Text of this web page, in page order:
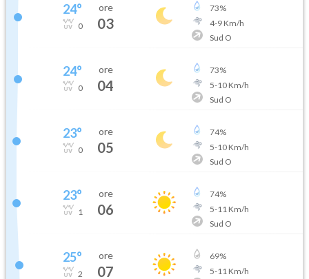
24°
0
ore
03
73%
4-9Km/h
Sud O
24°
0
ore
04
73%
5-10Km/h
Sud O
23°
0
ore
05
74%
5-10Km/h
Sud O
23°
1
ore
06
74%
5-11 Km/h
Sud O
25°
2
ore
07
69%
5-11 Km/h